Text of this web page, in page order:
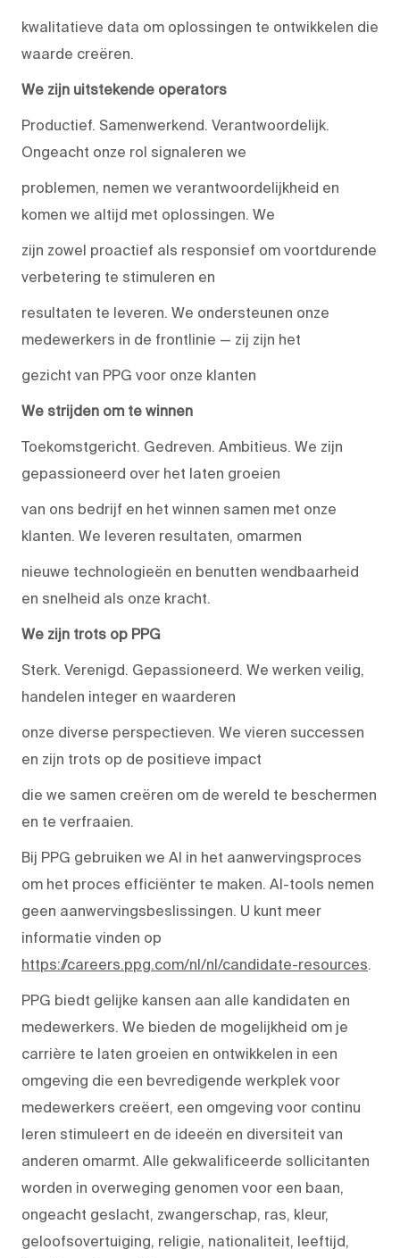
kwalitatieve data om oplossingen te ontwikkelen die
waarde creëren.
We zijn uitstekende operators
Productief. Samenwerkend. Verantwoordelijk.
Ongeacht onze rol signaleren we
problemen, nemen we verantwoordelijkheid en
komen we altijd met oplossingen. We
zijn zowel proactief als responsief om voortdurende
verbetering te stimuleren en
resultaten te leveren. We ondersteunen onze
medewerkers in de frontlinie — zij zijn het
gezicht van PPG voor onze klanten
We strijden om te winnen
Toekomstgericht. Gedreven. Ambitieus. We zijn
gepassioneerd over het laten groeien
van ons bedrijf en het winnen samen met onze
klanten. We leveren resultaten, omarmen
nieuwe technologieën en benutten wendbaarheid
en snelheid als onze kracht.
We zijn trots op PPG
Sterk. Verenigd. Gepassioneerd. We werken veilig,
handelen integer en waarderen
onze diverse perspectieven. We vieren successen
en zijn trots op de positieve impact
die we samen creëren om de wereld te beschermen
en te verfraaien.
Bij PPG gebruiken we AI in het aanwervingsproces
om het proces efficiënter te maken. AI-tools nemen
geen aanwervingsbeslissingen. U kunt meer
informatie vinden op
https://careers.ppg.com/nl/nl/candidate-resources.
PPG biedt gelijke kansen aan alle kandidaten en
medewerkers. We bieden de mogelijkheid om je
carrière te laten groeien en ontwikkelen in een
omgeving die een bevredigende werkplek voor
medewerkers creëert, een omgeving voor continu
leren stimuleert en de ideeën en diversiteit van
anderen omarmt. Alle gekwalificeerde sollicitanten
worden in overweging genomen voor een baan,
ongeacht geslacht, zwangerschap, ras, kleur,
geloofsovertuiging, religie, nationaliteit, leeftijd,